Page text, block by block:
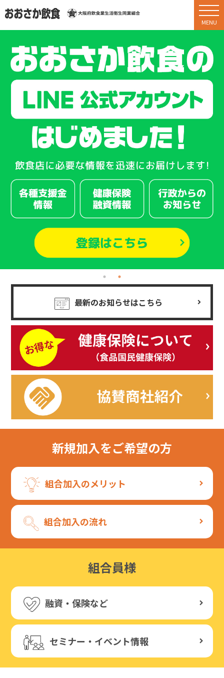
最新のお知らせはこちら
新規加入をご希望の方
組合加入のメリット
組合加入の流れ
組合員様
融資・保険など
セミナー・イベント情報